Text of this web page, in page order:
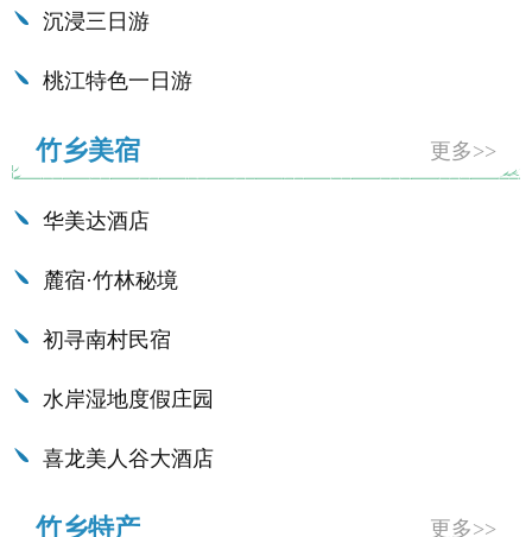
沉浸三日游
桃江特色一日游
竹乡美宿 更多>>
华美达酒店
麓宿·竹林秘境
初寻南村民宿
水岸湿地度假庄园
喜龙美人谷大酒店
竹乡特产 更多>>